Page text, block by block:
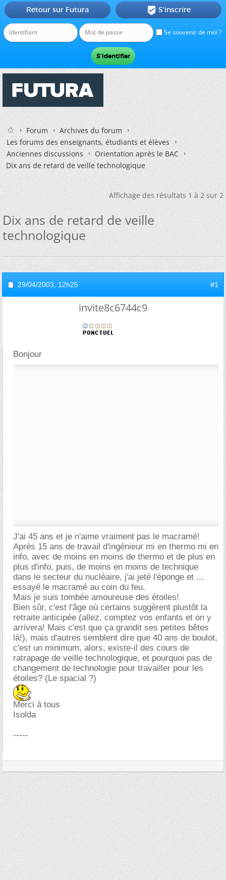
Se souvenir de moi ?
Retour sur Futura  S'inscrire
Forum
Archives du forum
Les forums des enseignants, étudiants et élèves
Anciennes discussions
Orientation après le BAC
Dix ans de retard de veille technologique
Affichage des résultats 1 à 2 sur 2
Dix ans de retard de veille
technologique
29/04/2003, 12h25 #1
invite8c6744c9
Bonjour
J'ai 45 ans et je n'aime vraiment pas le macramé!
Après 15 ans de travail d'ingénieur mi en thermo mi en
info, avec de moins en moins de thermo et de plus en
plus d'info, puis, de moins en moins de technique
dans le secteur du nucléaire, j'ai jeté l'éponge et ...
essayé le macramé au coin du feu.
Mais je suis tombée amoureuse des étoiles!
Bien sûr, c'est l'âge où certains suggèrent plustôt la
retraite anticipée (allez, comptez vos enfants et on y
arrivera! Mais c'est que ça grandit ses petites bêtes
là!), mais d'autres semblent dire que 40 ans de boulot,
c'est un minimum, alors, existe-il des cours de
ratrapage de veille technologique, et pourquoi pas de
changement de technologie pour travailler pour les
étoiles? (Le spacial ?)
Merci à tous
Isolda
-----